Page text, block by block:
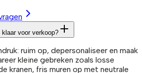
voor verkoop?
ruim op, depersonaliseer en maak
kleine gebreken zoals losse
kranen, fris muren op met neutrale